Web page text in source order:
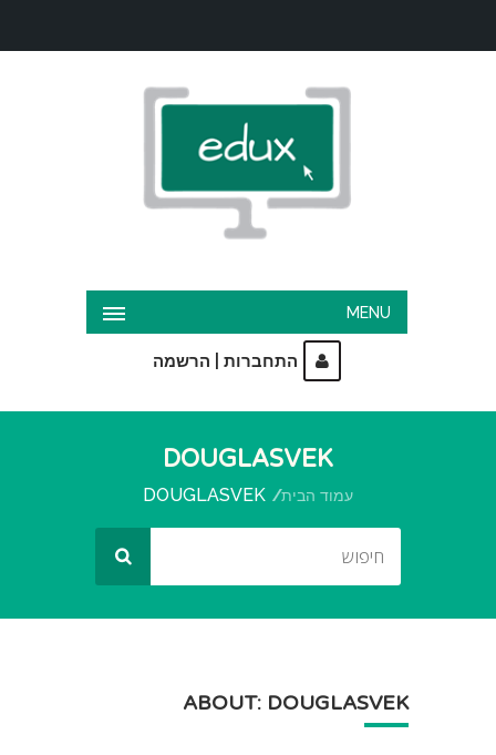
MENU
התחברות הרשמה
DOUGLASVEK
עמוד הבית DOUGLASVEK
ABOUT: DOUGLASVEK